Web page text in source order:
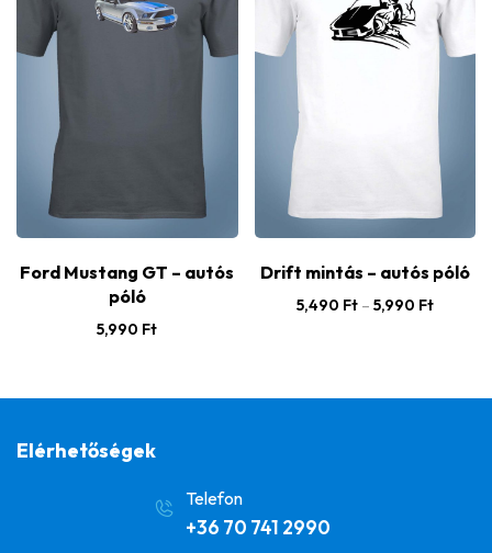
Ford Mustang GT – autós
póló
5,990 Ft
Drift mintás – autós póló
5,490 Ft – 5,990 Ft
Elérhetőségek
Telefon
+36 70 741 2990